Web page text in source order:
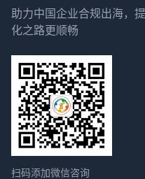
助力中国企业合规出海，
化之路更顺畅
扫码添加微信咨询